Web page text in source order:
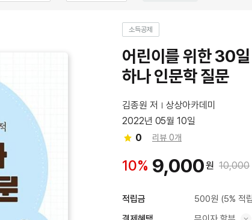
소득공제
어린이를 위한 30
하나 인문학 질문
김종원 저
상상아카데미
2022년 05월 10일
0
리뷰 0개
10% 9,000원 10,000
적립금 500원 (5% 적